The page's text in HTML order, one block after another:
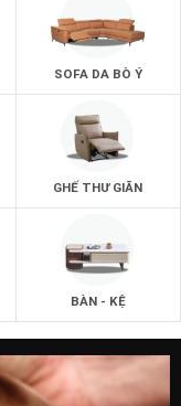
SOFA DA BÒ Ý
GHẾ THƯ GIÃN
BÀN - KỆ